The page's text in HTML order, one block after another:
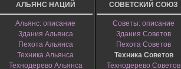
АЛЬЯНС НАЦИЙ
Альянс: описание
Здания Альянса
Пехота Альянса
Техника Альянса
Технодерево Альянса
СОВЕТСКИЙ СОЮЗ
Советы: описание
Здания Советов
Пехота Советов
Техника Советов
Технодерево Советов